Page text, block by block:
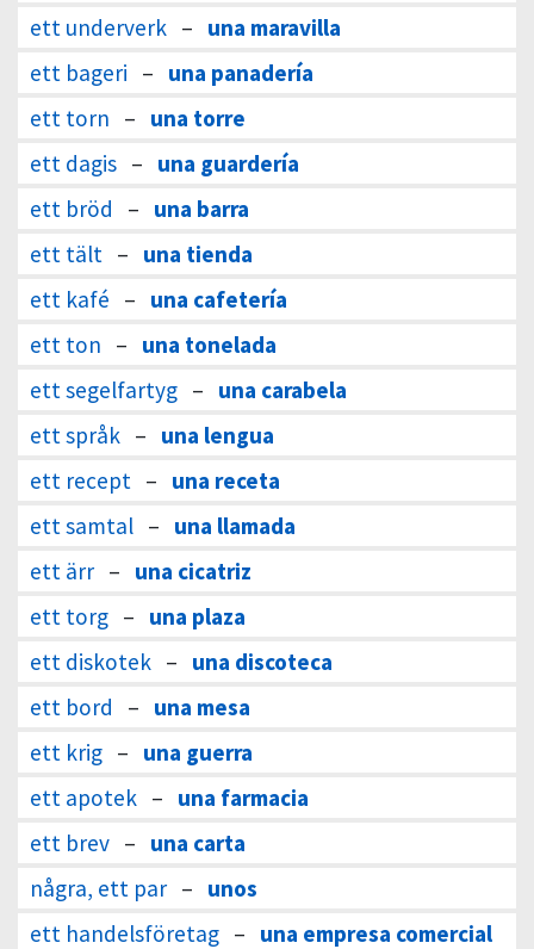
ett underverk – una maravilla
ett bageri – una panadería
ett torn – una torre
ett dagis – una guardería
ett bröd
– una barra
ett tält – una tienda
ett kafé – una cafetería
ett ton – una tonelada
ett segelfartyg – una carabela
ett språk – una lengua
ett recept – una receta
ett samtal – una llamada
ett ärr – una cicatriz
ett torg – una plaza
ett diskotek – una discoteca
ett bord
– una mesa
ett krig – una guerra
ett apotek – una farmacia
ett brev – una carta
några, ett par – unos
ett handelsföretag – una empresa comercial